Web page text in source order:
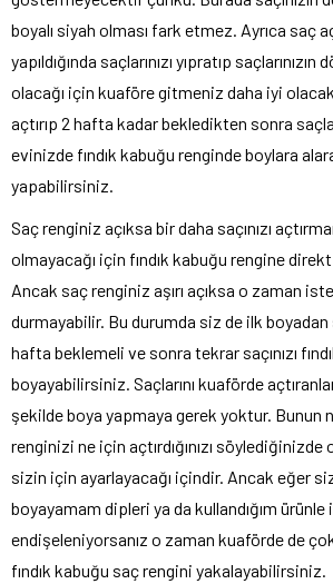
boyalı siyah olması fark etmez. Ayrıca saç
yapıldığında saçlarınızı yıpratıp
olacağı için kuaföre gitmeniz daha iyi
açtırıp 2 hafta kadar bekledikten sonra
evinizde fındık kabuğu renginde boylara
yapabilirsiniz.
Saç renginiz açıksa bir daha saçınızı
olmayacağı için fındık kabuğu rengine
Ancak saç renginiz aşırı açıksa o zaman
durmayabilir. Bu durumda siz de ilk boyadan
hafta beklemeli ve sonra tekrar saçınızı
boyayabilirsiniz. Saçlarını kuaförde
şekilde boya yapmaya gerek yoktur. Bunun
renginizi ne için açtırdığınızı
sizin için ayarlayacağı içindir. Ancak eğer
boyayamam dipleri ya da kullandığım ürünle
endişeleniyorsanız o zaman kuaförde de
fındık kabuğu saç rengini yakalayabilirsiniz.